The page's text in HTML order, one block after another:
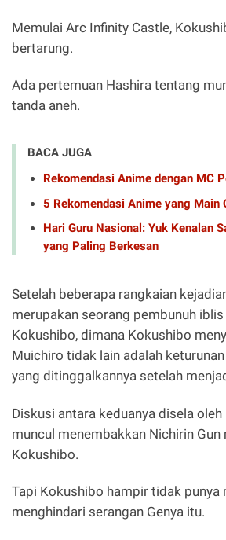
Memulai Arc Infinity Castle,
bertarung.
Ada pertemuan Hashira tentang
tanda aneh.
BACA JUGA
Rekomendasi Anime dengan MC
5 Rekomendasi Anime yang Main
Hari Guru Nasional: Yuk Kenalan
yang Paling Berkesan
Setelah beberapa rangkaian
merupakan seorang pembunuh
Kokushibo, dimana Kokushibo
Muichiro tidak lain adalah
yang ditinggalkannya setelah
Diskusi antara keduanya disela oleh
muncul menembakkan Nichirin Gun
Kokushibo.
Tapi Kokushibo hampir tidak punya
menghindari serangan Genya itu.